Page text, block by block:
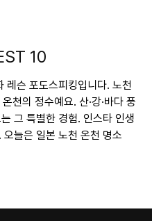
10
레슨 포도스피킹입니다. 노천
천의 정수예요. 산·강·바다 풍
그 특별한 경험. 인스타 인생
늘은 일본 노천 온천 명소